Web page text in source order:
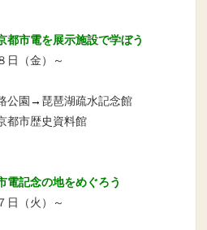
都市電を展示施設で学ぼう
日（金）～
公園 → 琵琶湖疏水記念館
都市歴史資料館
電記念の地をめぐろう
日（火）～